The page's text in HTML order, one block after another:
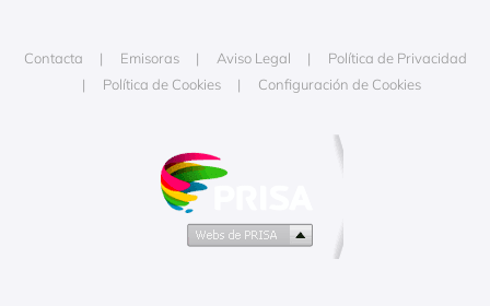
Contacta Emisoras Aviso Legal
Política de Privacidad
Política de Cookies
Configuración de Cookies